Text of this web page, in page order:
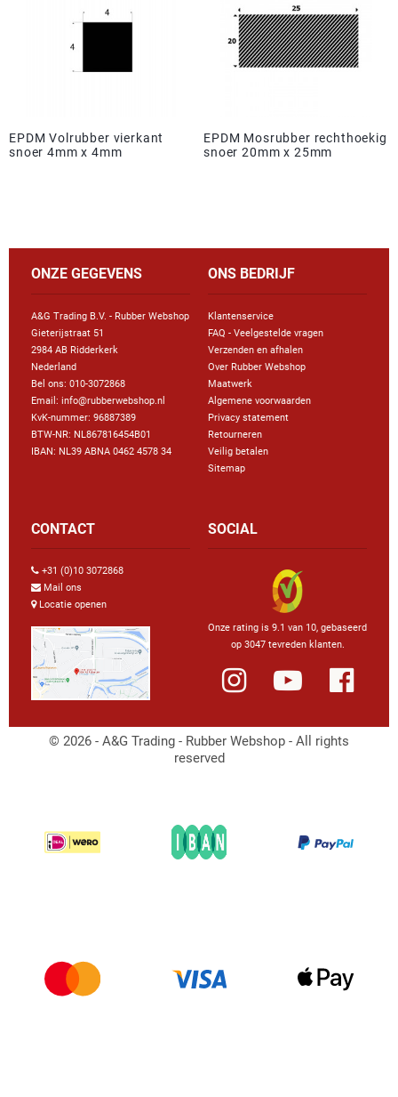
EPDM Volrubber vierkant
snoer 4mm x 4mm
EPDM Mosrubber rechthoekig
snoer 20mm x 25mm
ONZE GEGEVENS
A&G Trading B.V. - Rubber Webshop
Gieterijstraat 51
2984 AB Ridderkerk
Nederland
Bel ons: 010-3072868
Email: info@rubberwebshop.nl
KvK-nummer: 96887389
BTW-NR: NL867816454B01
IBAN: NL39 ABNA 0462 4578 34
ONS BEDRIJF
Klantenservice
FAQ - Veelgestelde vragen
Verzenden en afhalen
Over Rubber Webshop
Maatwerk
Algemene voorwaarden
Privacy statement
Retourneren
Veilig betalen
Sitemap
CONTACT
+31 (0)10 3072868
Mail ons
Locatie openen
SOCIAL
Onze rating is 9.1 van 10, gebaseerd
op 3047 tevreden klanten.
© 2026 - A&G Trading - Rubber Webshop - All rights
reserved